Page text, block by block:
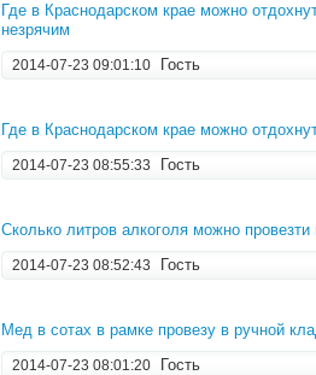
Где в Краснодарском крае можно
незрячим
2014-07-23 09:01:10 Гость
Где в Краснодарском крае можно
2014-07-23 08:55:33 Гость
Сколько литров алкоголя можно
2014-07-23 08:52:43 Гость
Мед в сотах в рамке провезу в ручной
2014-07-23 08:01:20 Гость